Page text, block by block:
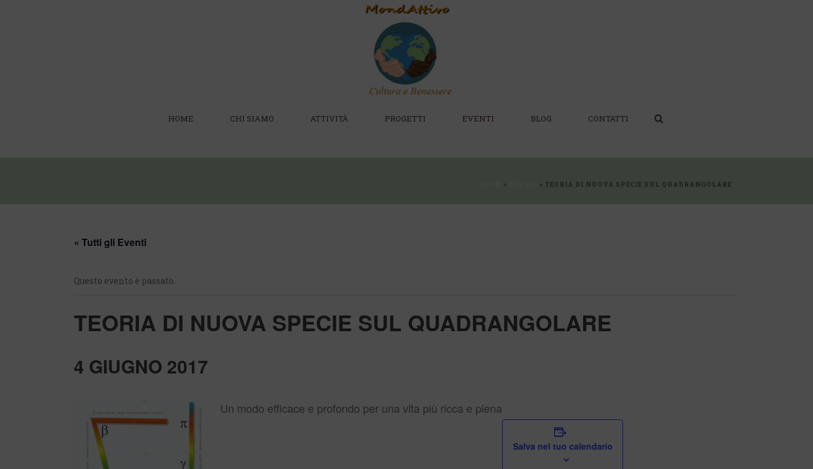
HOME CHI SIAMO ATTIVITÀ PROGETTI EVENTI BLOG CONTATTI
» » TEORIA DI NUOVA SPECIE SUL QUADRANGOLARE
« Tutti gli Eventi
Questo evento è passato.
TEORIA DI NUOVA SPECIE SUL QUADRANGOLARE
4 GIUGNO 2017
Un modo efficace e profondo per una vita più ricca e piena
Salva nel tuo calendario